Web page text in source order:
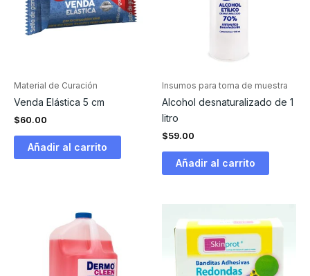
Material de Curación
Venda Elástica 5 cm
$60.00
Añadir al carrito
Insumos para toma de muestra
Alcohol desnaturalizado de 1
litro
$59.00
Añadir al carrito